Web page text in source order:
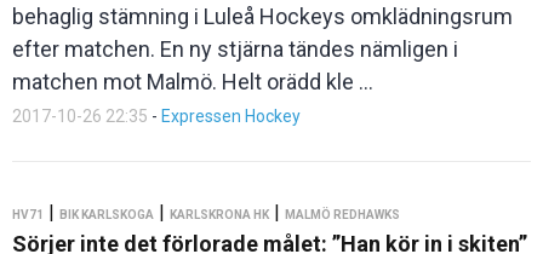
behaglig stämning i Luleå Hockeys omklädningsrum
efter matchen. En ny stjärna tändes nämligen i
matchen mot Malmö. Helt orädd kle ...
2017-10-26 22:35 - Expressen Hockey
HV71 | BIK KARLSKOGA | KARLSKRONA HK | MALMÖ REDHAWKS
Sörjer inte det förlorade målet: ”Han kör in i skiten”